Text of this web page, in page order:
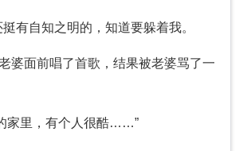
有自知之明的，知道要躲着我。
婆面前唱了首歌，结果被老婆骂了一
家里，有个人很酷……”